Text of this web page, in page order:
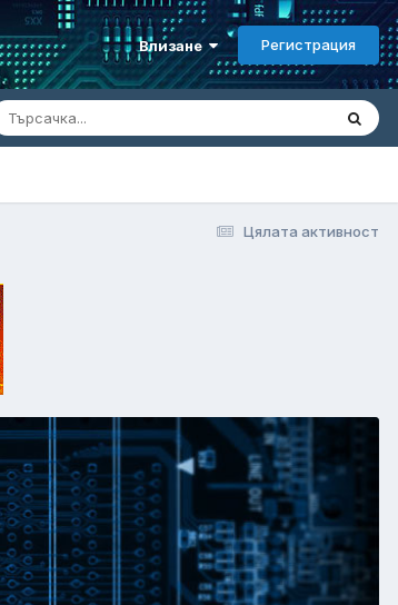
Влизане Регистрация
Цялата активност